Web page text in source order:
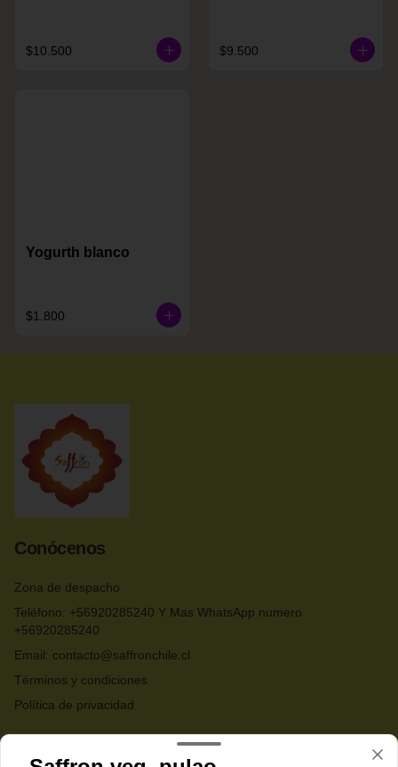
$10.500 $9.500
Yogurth blanco
$1.800
Conócenos
Zona de despacho
Teléfono: +56920285240 Y Mas WhatsApp numero
+56920285240
Email: contacto@saffronchile.cl
Términos y condiciones
Política de privacidad